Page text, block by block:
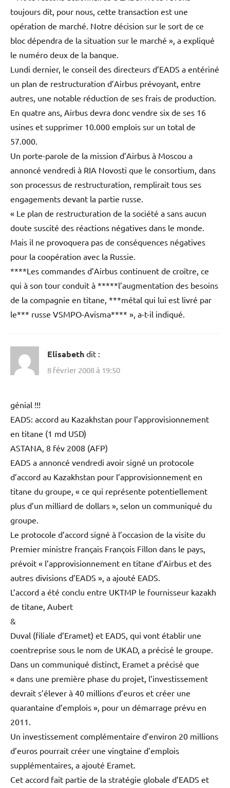
toujours dit, pour nous, cette transaction est une
opération de marché. Notre décision sur le sort de ce
bloc dépendra de la situation sur le marché », a expliqué
le numéro deux de la banque.
Lundi dernier, le conseil des directeurs d’EADS a entériné
un plan de restructuration d’Airbus prévoyant, entre
autres, une notable réduction de ses frais de production.
En quatre ans, Airbus devra donc vendre six de ses 16
usines et supprimer 10.000 emplois sur un total de
57.000.
Un porte-parole de la mission d’Airbus à Moscou a
annoncé vendredi à RIA Novosti que le consortium, dans
son processus de restructuration, remplirait tous ses
engagements devant la partie russe.
« Le plan de restructuration de la société a sans aucun
doute suscité des réactions négatives dans le monde.
Mais il ne provoquera pas de conséquences négatives
pour la coopération avec la Russie.
****Les commandes d’Airbus continuent de croître, ce
qui à son tour conduit à *****l’augmentation des besoins
de la compagnie en titane, ***métal qui lui est livré par
le*** russe VSMPO-Avisma**** », a-t-il indiqué.
Elisabeth dit :
8 février 2008 à 19:50
génial !!!
EADS: accord au Kazakhstan pour l’approvisionnement
en titane (1 md USD)
ASTANA, 8 fév 2008 (AFP)
EADS a annoncé vendredi avoir signé un protocole
d’accord au Kazakhstan pour l’approvisionnement en
titane du groupe, « ce qui représente potentiellement
plus d’un milliard de dollars », selon un communiqué du
groupe.
Le protocole d’accord signé à l’occasion de la visite du
Premier ministre français François Fillon dans le pays,
prévoit « l’approvisionnement en titane d’Airbus et des
autres divisions d’EADS », a ajouté EADS.
L’accord a été conclu entre UKTMP le fournisseur kazakh
de titane, Aubert
&
Duval (filiale d’Eramet) et EADS, qui vont établir une
coentreprise sous le nom de UKAD, a précisé le groupe.
Dans un communiqué distinct, Eramet a précisé que
« dans une première phase du projet, l’investissement
devrait s’élever à 40 millions d’euros et créer une
quarantaine d’emplois », pour un démarrage prévu en
2011.
Un investissement complémentaire d’environ 20 millions
d’euros pourrait créer une vingtaine d’emplois
supplémentaires, a ajouté Eramet.
Cet accord fait partie de la stratégie globale d’EADS et